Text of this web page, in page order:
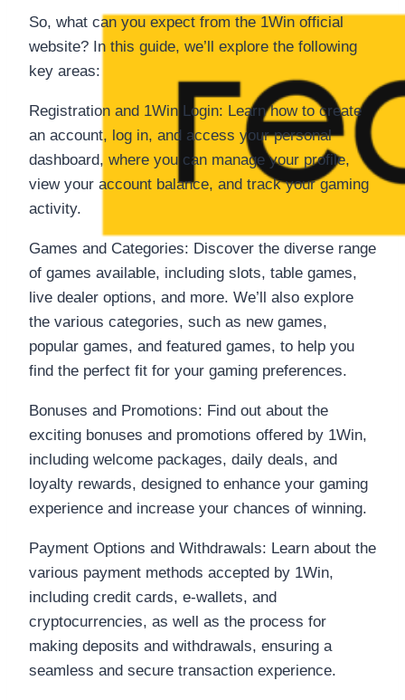
So, what can you expect from the 1Win official
website? In this guide, we’ll explore the following
key areas:
Registration and 1Win Login: Learn how to create
an account, log in, and access your personal
dashboard, where you can manage your profile,
view your account balance, and track your gaming
activity.
Games and Categories: Discover the diverse range
of games available, including slots, table games,
live dealer options, and more. We’ll also explore
the various categories, such as new games,
popular games, and featured games, to help you
find the perfect fit for your gaming preferences.
Bonuses and Promotions: Find out about the
exciting bonuses and promotions offered by 1Win,
including welcome packages, daily deals, and
loyalty rewards, designed to enhance your gaming
experience and increase your chances of winning.
Payment Options and Withdrawals: Learn about the
various payment methods accepted by 1Win,
including credit cards, e-wallets, and
cryptocurrencies, as well as the process for
making deposits and withdrawals, ensuring a
seamless and secure transaction experience.